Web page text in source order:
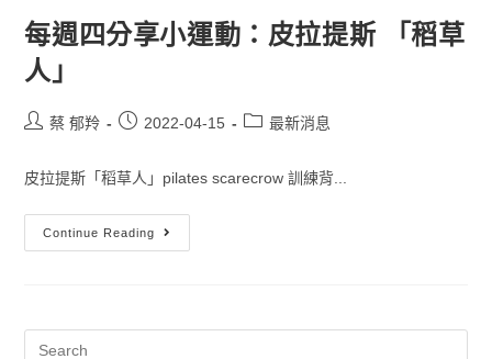
每週四分享小運動：皮拉提斯 「稻草
人」
蔡 郁羚 2022-04-15 最新消息
皮拉提斯「稻草人」pilates scarecrow 訓練背...
Continue Reading